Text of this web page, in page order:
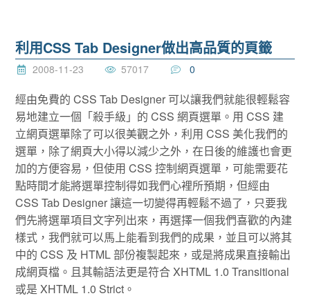
利用CSS Tab Designer做出高品質的頁籤
2008-11-23 57017 0
經由免費的 CSS Tab Designer 可以讓我們就能很輕鬆容
易地建立一個「殺手級」的 CSS 網頁選單。用 CSS 建
立網頁選單除了可以很美觀之外，利用 CSS 美化我們的
選單，除了網頁大小得以減少之外，在日後的維護也會更
加的方便容易，但使用 CSS 控制網頁選單，可能需要花
點時間才能將選單控制得如我們心裡所預期，但經由
CSS Tab Designer 讓這一切變得再輕鬆不過了，只要我
們先將選單項目文字列出來，再選擇一個我們喜歡的內建
樣式，我們就可以馬上能看到我們的成果，並且可以將其
中的 CSS 及 HTML 部份複製起來，或是將成果直接輸出
成網頁檔。且其輸語法更是符合 XHTML 1.0 Transitional
或是 XHTML 1.0 Strict。